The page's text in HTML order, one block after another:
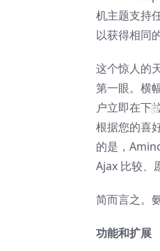
❅
❅
机主题支持
以获得相同
这个惊人的
第一眼。横
户立即在下
根据您的喜
的是，
Ajax 比较、
简而言之。
功能和扩展